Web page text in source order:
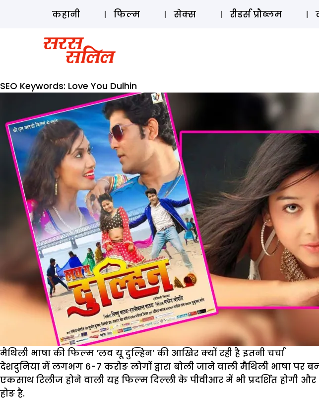
कहानी फिल्म सेक्स रीडर्स प्रौब्लम
SEO Keywords: Love You Dulhin
मैथिली भाषा की फिल्म ‘लव यू दुल्हिन’ की आखिर क्यों रही है इतनी चर्चा
देशदुनिया में लगभग 6-7 करोङ लोगों द्वारा बोली जाने वाली मैथिली भाषा पर
एकसाथ रिलीज होने वाली यह फिल्म दिल्ली के पीवीआर में भी प्रदर्शित होगी
होङ है.